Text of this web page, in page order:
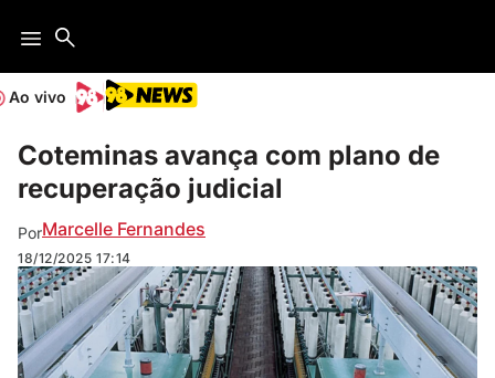
Ao vivo
Coteminas avança com plano de
recuperação judicial
PorMarcelle Fernandes
18/12/2025 17:14